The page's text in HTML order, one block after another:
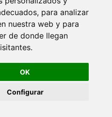
para analizar
nuestra web y para
de donde llegan
OK
Configurar
(+52) 555 740 4476, 555 740
DEL CENTRO, S.A.
reservados
productos e imagenes
de sus respectivos dueños
parcial de los contenidos aqui
medio electrónico o magnético
INTERACTIVE una división de
DEL CENTRO, S.A.